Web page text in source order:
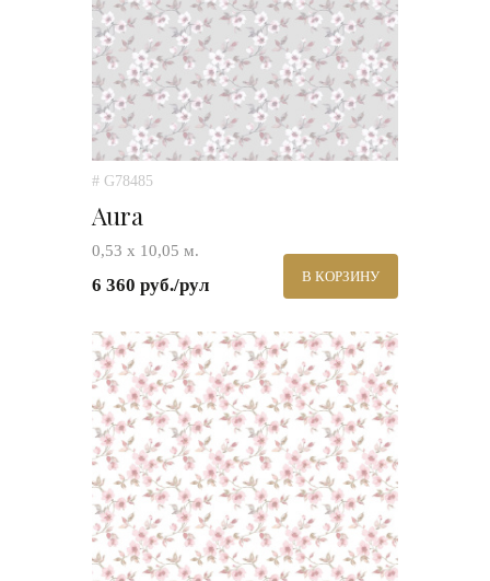
# G78485
Aura
0,53 х 10,05 м.
6 360 руб./рул В КОРЗИНУ